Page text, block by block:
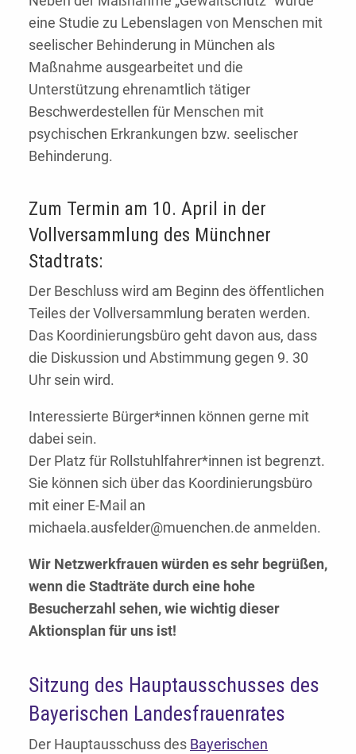
eine Studie zu Lebenslagen von Menschen mit
seelischer Behinderung in München als
Maßnahme ausgearbeitet und die
Unterstützung ehrenamtlich tätiger
Beschwerdestellen für Menschen mit
psychischen Erkrankungen bzw. seelischer
Behinderung.
Zum Termin am 10. April in der
Vollversammlung des Münchner
Stadtrats:
Der Beschluss wird am Beginn des öffentlichen
Teiles der Vollversammlung beraten werden.
Das Koordinierungsbüro geht davon aus, dass
die Diskussion und Abstimmung gegen 9. 30
Uhr sein wird.
Interessierte Bürger*innen können gerne mit
dabei sein.
Der Platz für Rollstuhlfahrer*innen ist begrenzt.
Sie können sich über das Koordinierungsbüro
mit einer E-Mail an
michaela.ausfelder@muenchen.de anmelden.
Wir Netzwerkfrauen würden es sehr begrüßen,
wenn die Stadträte durch eine hohe
Besucherzahl sehen, wie wichtig dieser
Aktionsplan für uns ist!
Sitzung des Hauptausschusses des
Bayerischen Landesfrauenrates
Der Hauptausschuss des Bayerischen